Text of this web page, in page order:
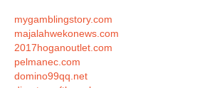
mygamblingstory.com
majalahwekonews.com
2017hoganoutlet.com
pelmanec.com
domino99qq.net